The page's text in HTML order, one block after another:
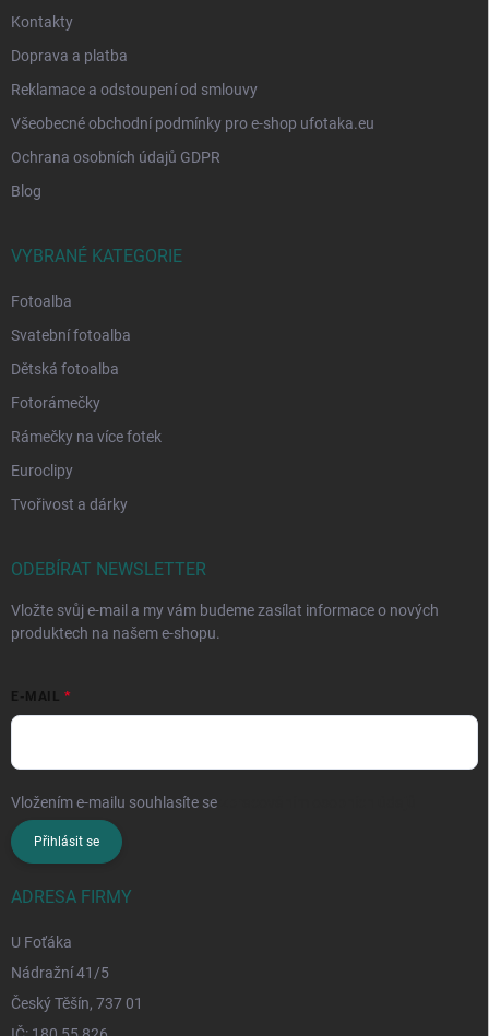
Kontakty
Doprava a platba
Reklamace a odstoupení od smlouvy
Všeobecné obchodní podmínky pro e-shop ufotaka.eu
Ochrana osobních údajů GDPR
Blog
VYBRANÉ KATEGORIE
Fotoalba
Svatební fotoalba
Dětská fotoalba
Fotorámečky
Rámečky na více fotek
Euroclipy
Tvořivost a dárky
ODEBÍRAT NEWSLETTER
Vložte svůj e-mail a my vám budeme zasílat informace o nových
produktech na našem e-shopu.
E-MAIL
Vložením e-mailu souhlasíte se
Přihlásit se
ADRESA FIRMY
U Foťáka
Nádražní 41/5
Český Těšín, 737 01